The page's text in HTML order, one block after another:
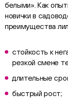
белыми». Как
новички в
преимущества
стойкость к
резкой смене
длительные
быстрый рост;